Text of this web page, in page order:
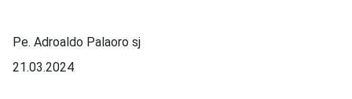
Pe. Adroaldo Palaoro sj
21.03.2024